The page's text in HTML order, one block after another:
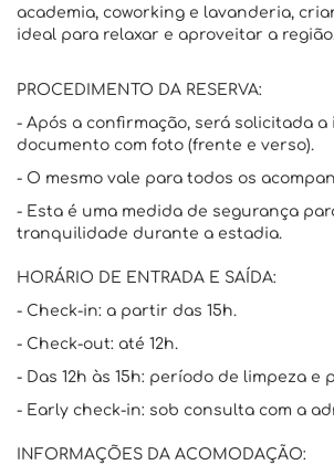
academia, coworking e lavanderia,
ideal para relaxar e aproveitar a
PROCEDIMENTO DA RESERVA:
- Após a confirmação, será solicitada a
documento com foto (frente e verso).
- O mesmo vale para todos os
- Esta é uma medida de segurança
tranquilidade durante a estadia.
HORÁRIO DE ENTRADA E SAÍDA:
- Check-in: a partir das 15h.
- Check-out: até 12h.
- Das 12h às 15h: período de limpeza e
- Early check-in: sob consulta com a
INFORMAÇÕES DA ACOMODAÇÃO: